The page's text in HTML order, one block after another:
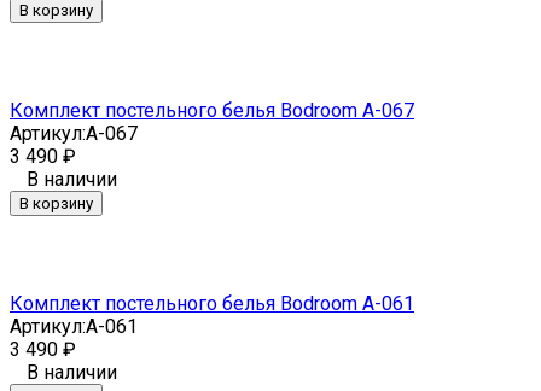
В корзину
Комплект постельного белья Bodroom A-067
Артикул:A-067
3 490 ₽
В наличии
В корзину
Комплект постельного белья Bodroom A-061
Артикул:A-061
3 490 ₽
В наличии